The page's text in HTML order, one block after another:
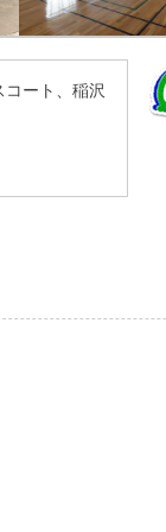
ート、稲沢